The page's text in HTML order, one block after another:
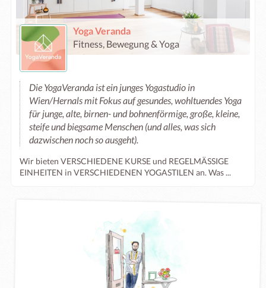
Yoga Veranda
Fitness, Bewegung & Yoga
Die YogaVeranda ist ein junges Yogastudio in
Wien/Hernals mit Fokus auf gesundes, wohltuendes Yoga
für junge, alte, birnen- und bohnenförmige, große, kleine,
steife und biegsame Menschen (und alles, was sich
dazwischen noch so ausgeht).
Wir bieten VERSCHIEDENE KURSE und REGELMÄSSIGE
EINHEITEN in VERSCHIEDENEN YOGASTILEN an. Was ...